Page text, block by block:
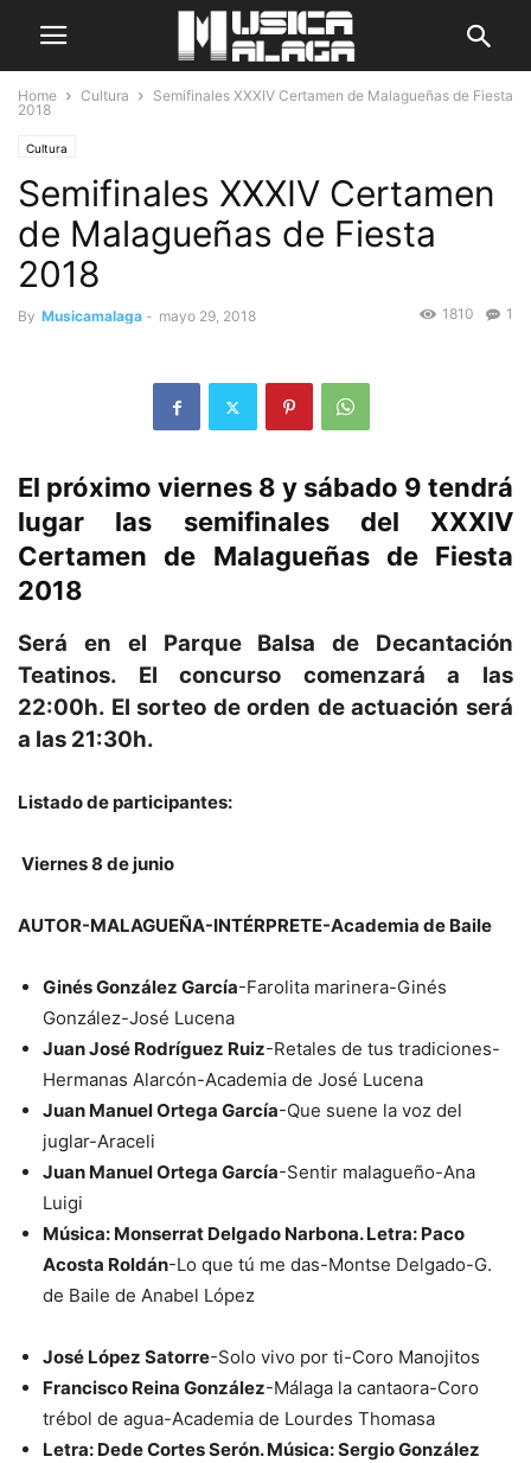
Home Cultura
Semifinales XXXIV Certamen de Malagueñas de Fiesta
2018
Cultura
Semifinales XXXIV Certamen
de Malagueñas de Fiesta
2018
By Musicamalaga - mayo 29, 2018 1
1810
El próximo viernes 8 y sábado 9 tendrá
lugar las semifinales del XXXIV
Certamen de Malagueñas de Fiesta
2018
Será en el Parque Balsa de Decantación
Teatinos. El concurso comenzará a las
22:00h. El sorteo de orden de actuación será
a las 21:30h.
Listado de participantes:
Viernes 8 de junio
AUTOR-MALAGUEÑA-INTÉRPRETE-Academia de Baile
Ginés González García-Farolita marinera-Ginés
González-José Lucena
Juan José Rodríguez Ruiz-Retales de tus tradiciones-
Hermanas Alarcón-Academia de José Lucena
Juan Manuel Ortega García-Que suene la voz del
juglar-Araceli
Juan Manuel Ortega García-Sentir malagueño-Ana
Luigi
Música: Monserrat Delgado Narbona. Letra: Paco
Acosta Roldán-Lo que tú me das-Montse Delgado-G.
de Baile de Anabel López
José López Satorre-Solo vivo por ti-Coro Manojitos
Francisco Reina González-Málaga la cantaora-Coro
trébol de agua-Academia de Lourdes Thomasa
Letra: Dede Cortes Serón. Música: Sergio González